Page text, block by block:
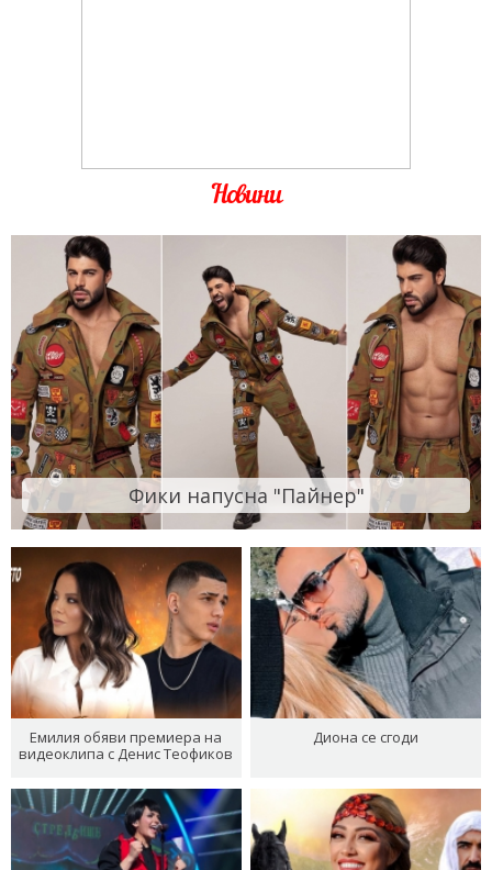
Новини
Фики напусна "Пайнер"
Емилия обяви премиера на
видеоклипа с Денис Теофиков
Диона се сгоди